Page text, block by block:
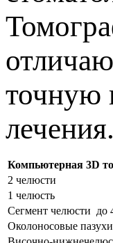
точную
лечения.
Компьютерная 3D
2 челюсти
1 челюсть
Сегмент челюсти до
Околоносовые пазухи